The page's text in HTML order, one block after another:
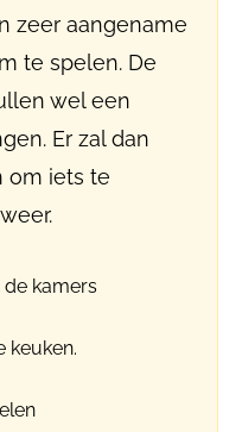
zeer aangename
te spelen. De
wel een
Er zal dan
om iets te
kamers
keuken.